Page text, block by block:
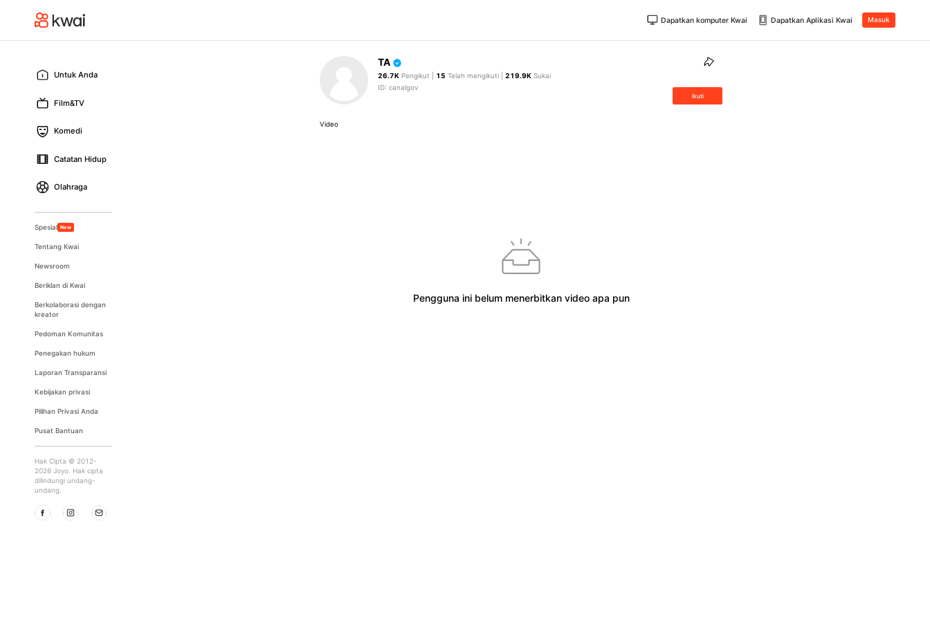
Dapatkan komputer Kwai Dapatkan Aplikasi Kwai Masuk
Untuk Anda
Film&TV
Komedi
Catatan Hidup
Olahraga
Spesial New
Tentang Kwai
Newsroom
Beriklan di Kwai
Berkolaborasi dengan
kreator
Pedoman Komunitas
Penegakan hukum
Laporan Transparansi
Kebijakan privasi
Pilihan Privasi Anda
Pusat Bantuan
Hak Cipta © 2012-
2026 Joyo. Hak cipta
dilindungi undang-
undang.
TA
26.7K Pengikut | 15 Telah mengikuti |219.9K Sukai
ID: canalgov
Ikuti
Video
Pengguna ini belum menerbitkan video apa pun